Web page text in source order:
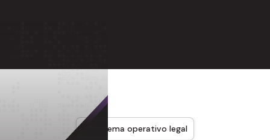
Sistema operativo legal